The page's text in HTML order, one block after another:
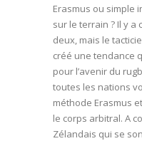
Erasmus ou simple
sur le terrain ? Il y
deux, mais le
créé une tendance
pour l’avenir du
toutes les nations
méthode Erasmus
le corps arbitral. A
Zélandais qui se